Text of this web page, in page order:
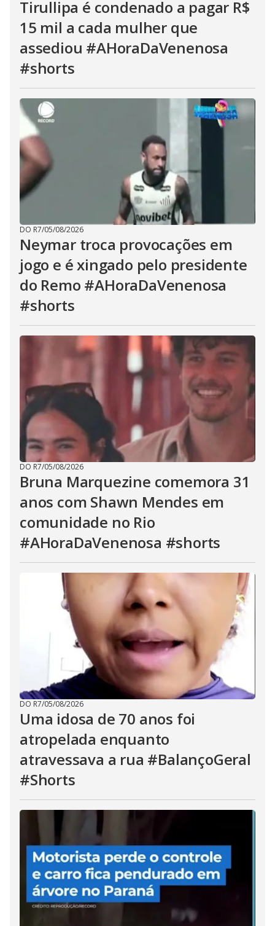
Tirullipa é condenado a pagar R$
15 mil a cada mulher que
assediou #AHoraDaVenenosa
#shorts
DO R7/05/08/2026
Neymar troca provocações em
jogo e é xingado pelo presidente
do Remo #AHoraDaVenenosa
#shorts
DO R7/05/08/2026
Bruna Marquezine comemora 31
anos com Shawn Mendes em
comunidade no Rio
#AHoraDaVenenosa #shorts
DO R7/05/08/2026
Uma idosa de 70 anos foi
atropelada enquanto
atravessava a rua #BalançoGeral
#Shorts